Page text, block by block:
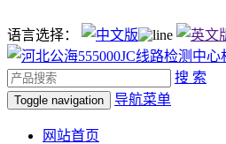
语言选择：
搜 索
Toggle navigation 导航菜单
网站首页